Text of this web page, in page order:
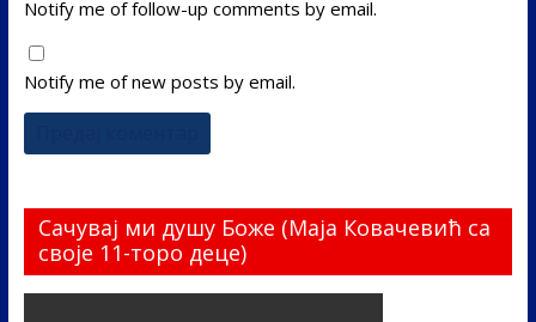
Notify me of follow-up comments by email.
Notify me of new posts by email.
Сачувај ми душу Боже (Маја Ковачевић са
своје 11-торо деце)